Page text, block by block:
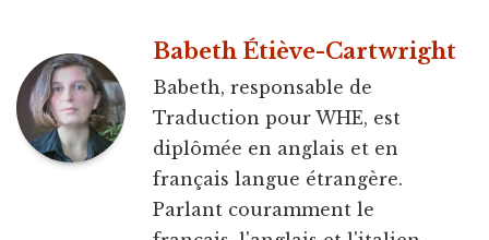
Babeth Étiève-Cartwright
Babeth, responsable de
Traduction pour WHE, est
diplômée en anglais et en
français langue étrangère.
Parlant couramment le